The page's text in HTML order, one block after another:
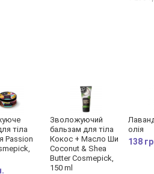
тіла
Passion
Зволожуючий
бальзам для тіла
Кокос + Масло Ши
Coconut & Shea
Butter Cosmepick,
150 ml
олія
138